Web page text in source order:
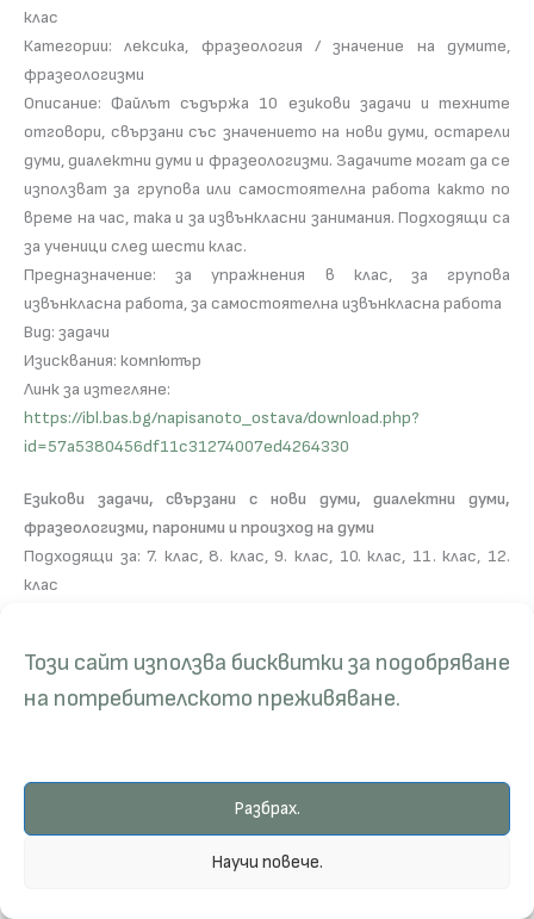
Този сайт използва бисквитки за подобряване
на потребителското преживяване.
Разбрах.
Научи повече.
клас
Категории: лексика, фразеология / значение на думите,
фразеологизми
Описание: Файлът съдържа 10 езикови задачи и техните
отговори, свързани със значението на нови думи, остарели
думи, диалектни думи и фразеологизми. Задачите могат да се
използват за групова или самостоятелна работа както по
време на час, така и за извънкласни занимания. Подходящи са
за ученици след шести клас.
Предназначение: за упражнения в клас, за групова
извънкласна работа, за самостоятелна извънкласна работа
Вид: задачи
Изисквания: компютър
Линк за изтегляне:
https://ibl.bas.bg/napisanoto_ostava/download.php?
id=57a5380456df11c31274007ed4264330
Езикови задачи, свързани с нови думи, диалектни думи,
фразеологизми, пароними и произход на думи
Подходящи за: 7. клас, 8. клас, 9. клас, 10. клас, 11. клас, 12.
клас
Описание: Файлът съдържа 10 езикови задачи и техните
отговори, свързани със значението на нови думи, диалектни
самостоятелна работа както по време на час, така и за
извънкласни занимания. Подходящи са за ученици след шести
клас.
Предназначение: за упражнения в клас, за групова